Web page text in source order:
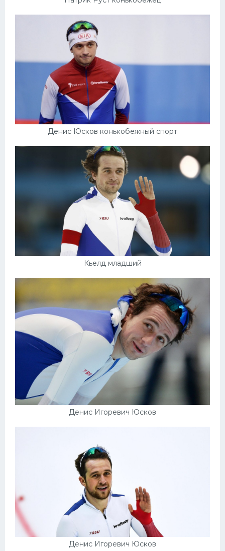
Денис Юсков конькобежный спорт
Кьелд младший
Денис Игоревич Юсков
Денис Игоревич Юсков